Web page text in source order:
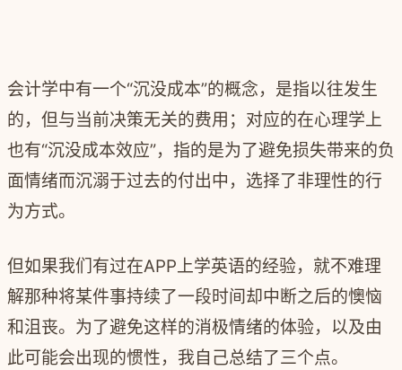
会计学中有一个“沉没成本”的概念，是指以往发生
的，但与当前决策无关的费用；对应的在心理学上
也有“沉没成本效应”，指的是为了避免损失带来的负
面情绪而沉溺于过去的付出中，选择了非理性的行
为方式。
但如果我们有过在APP上学英语的经验，就不难理
解那种将某件事持续了一段时间却中断之后的懊恼
和沮丧。为了避免这样的消极情绪的体验，以及由
此可能会出现的惯性，我自己总结了三个点。